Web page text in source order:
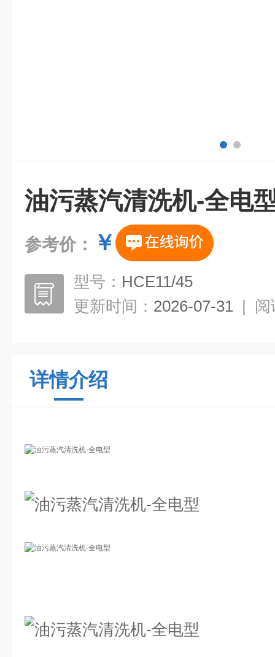
油污蒸汽清洗机-全电
参考价： ￥
型号： HCE11/45
更新时间： 2026-07-31 | 阅
详情介绍